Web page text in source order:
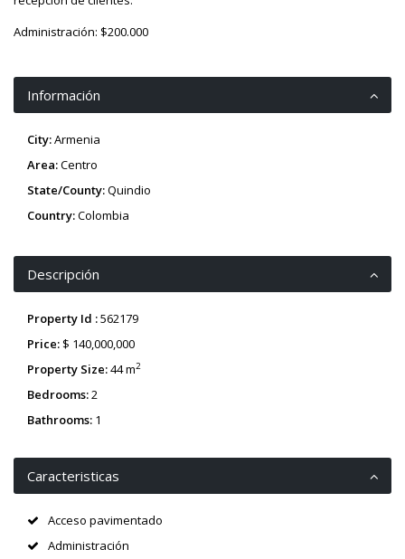
Administración: $200.000
Información
City:Armenia
Area:Centro
State/County:Quindio
Country:Colombia
Descripción
Property Id :562179
Price: $ 140,000,000
Property Size:44 m2
Bedrooms:2
Bathrooms: 1
Caracteristicas
Acceso pavimentado
Administración